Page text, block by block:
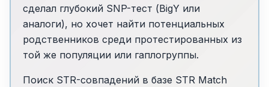
сделал глубокий SNP-тест (BigY или
аналоги), но хочет найти потенциальных
родственников среди протестированных из
той же популяции или гаплогруппы.
Поиск STR-совпадений в базе STR Match